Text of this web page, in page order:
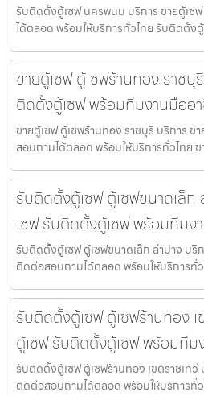
รับติดตั้งตู้เซฟ นครพนม บริการ ขายตู้เ
ได้ตลอด พร้อมให้บริการทั่วไทย รับติดตั้ง
ขายตู้เซฟ ตู้เซฟร้านทอง ราชบุ
ติดตั้งตู้เซฟ พร้อมทีมงานมืออ
ขายตู้เซฟ ตู้เซฟร้านทอง ราชบุรี บริการ
สอบถามได้ตลอด พร้อมให้บริการทั่วไทย ข
รับติดตั้งตู้เซฟ ตู้เซฟขนาดเล็ก
เซฟ รับติดตั้งตู้เซฟ พร้อมทีมง
รับติดตั้งตู้เซฟ ตู้เซฟขนาดเล็ก ลำปาง บริ
ติดต่อสอบถามได้ตลอด พร้อมให้บริการทั่
รับติดตั้งตู้เซฟ ตู้เซฟร้านทอง เ
ตู้เซฟ รับติดตั้งตู้เซฟ พร้อมทีม
รับติดตั้งตู้เซฟ ตู้เซฟร้านทอง เขตราชเท
ติดต่อสอบถามได้ตลอด พร้อมให้บริการทั่